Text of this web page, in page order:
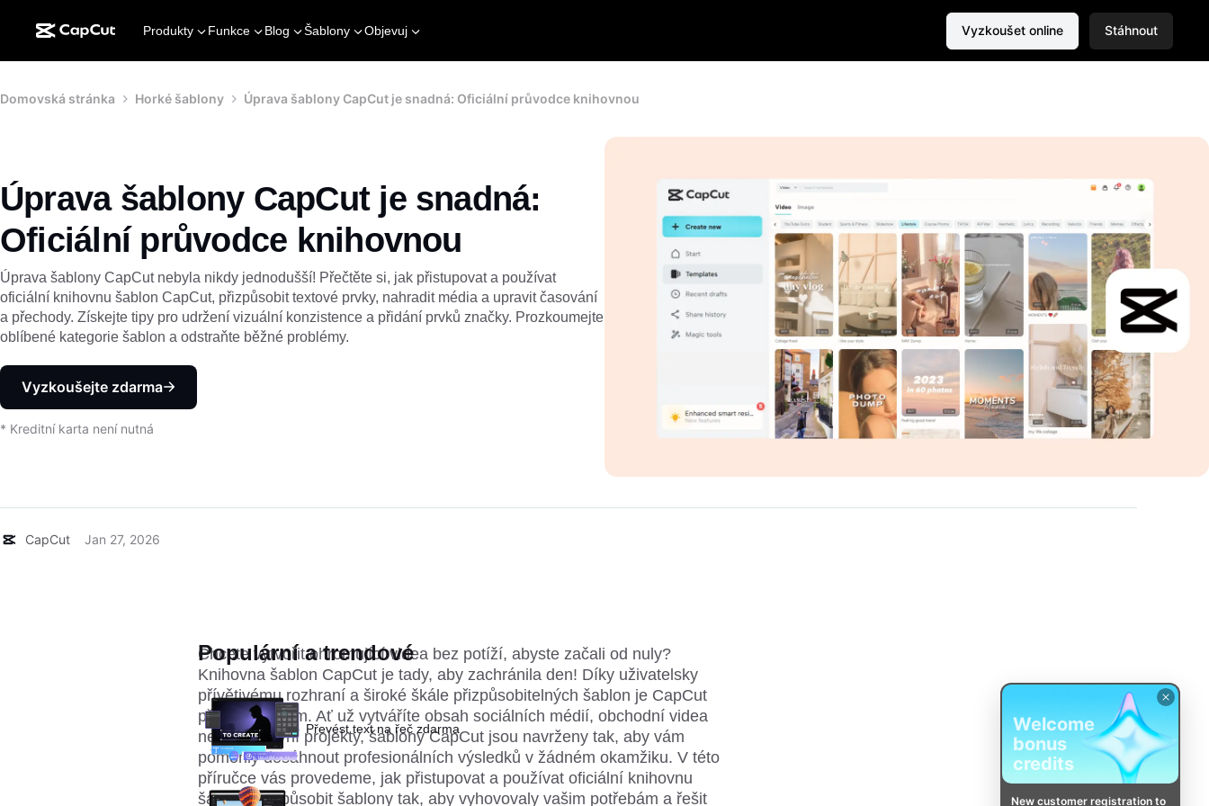
Produkty Funkce Blog Šablony Objevuj Vyzkoušet online Stáhnout
Domovská stránka Horké šablony Úprava šablony CapCut je snadná: Oficiální průvodce knihovnou
Úprava šablony CapCut je snadná:
Oficiální průvodce knihovnou
Úprava šablony CapCut nebyla nikdy jednodušší! Přečtěte si, jak přistupovat a používat
oficiální knihovnu šablon CapCut, přizpůsobit textové prvky, nahradit média a upravit časování
a přechody. Získejte tipy pro udržení vizuální konzistence a přidání prvků značky. Prozkoumejte
oblíbené kategorie šablon a odstraňte běžné problémy.
Vyzkoušejte zdarma
* Kreditní karta není nutná
CapCut Jan 27, 2026
Chcete vytvořit ohromující videa bez potíží, abyste začali od nuly?
Knihovna šablon CapCut je tady, aby zachránila den! Díky uživatelsky
přívětivému rozhraní a široké škále přizpůsobitelných šablon je CapCut
přístupný všem. Ať už vytváříte obsah sociálních médií, obchodní videa
nebo kreativní projekty, šablony CapCut jsou navrženy tak, aby vám
pomohly dosáhnout profesionálních výsledků v žádném okamžiku. V této
příručce vás provedeme, jak přistupovat a používat oficiální knihovnu
šablon, přizpůsobit šablony tak, aby vyhovovaly vašim potřebám a řešit
Populární a trendové
Převést text na řeč zdarma
Welcome
bonus
credits
New customer registration to